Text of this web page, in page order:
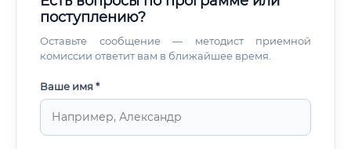
поступлению?
Оставьте сообщение — методист приемной
комиссии ответит вам в ближайшее время.
Ваше имя *